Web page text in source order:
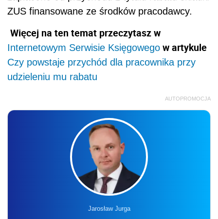
ZUS finansowane ze środków pracodawcy.
Więcej na ten temat przeczytasz w
Internetowym Serwisie Księgowego w artykule
Czy powstaje przychód dla pracownika przy
udzieleniu mu rabatu
AUTOPROMOCJA
Jarosław Jurga